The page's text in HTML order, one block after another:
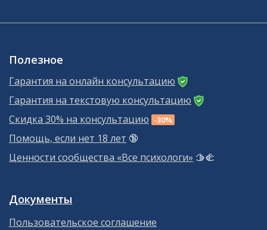
Полезное
Гарантия на онлайн консультацию
Гарантия на текстовую консультацию
Скидка 30% на консультацию -30%
Помощь, если нет 18 лет 🔞
Ценности сообщества «Все психологи» 🫱‍🫲
Документы
Пользовательское соглашение